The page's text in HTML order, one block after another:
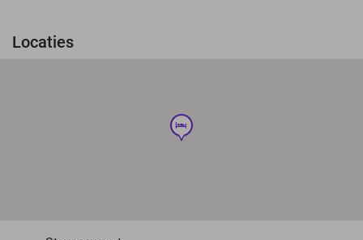
Locaties
hotel